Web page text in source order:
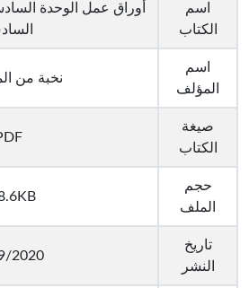
اسم
الكتاب
أوراق عمل الوحدة
اسم
المؤلف
نخبة من
صيغة
الكتاب
حجم
الملف
تاريخ
النشر
2020